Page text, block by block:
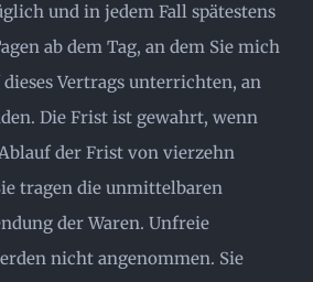
und in jedem Fall spätestens
ab dem Tag, an dem Sie mich
Vertrags unterrichten, an
Die Frist ist gewahrt, wenn
der Frist von vierzehn
tragen die unmittelbaren
der Waren. Unfreie
nicht angenommen. Sie